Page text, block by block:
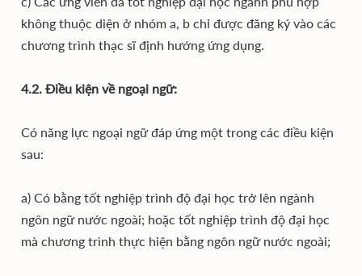
không thuộc diện ở nhóm a, b chỉ được đăng ký vào các
chương trình thạc sĩ định hướng ứng dụng.
4.2. Điều kiện về ngoại ngữ:
Có năng lực ngoại ngữ đáp ứng một trong các điều kiện
sau:
a) Có bằng tốt nghiệp trình độ đại học trở lên ngành
ngôn ngữ nước ngoài; hoặc tốt nghiệp trình độ đại học
mà chương trình thực hiện bằng ngôn ngữ nước ngoài;